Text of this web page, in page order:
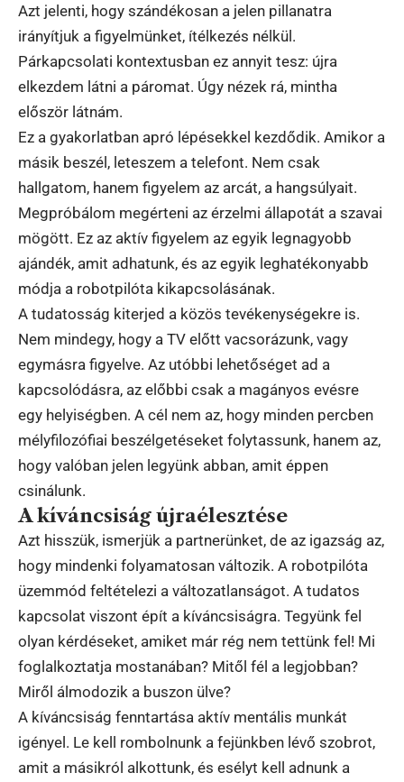
Azt jelenti, hogy szándékosan a jelen pillanatra
irányítjuk a figyelmünket, ítélkezés nélkül.
Párkapcsolati kontextusban ez annyit tesz: újra
elkezdem látni a páromat. Úgy nézek rá, mintha
először látnám.
Ez a gyakorlatban apró lépésekkel kezdődik. Amikor a
másik beszél, leteszem a telefont. Nem csak
hallgatom, hanem figyelem az arcát, a hangsúlyait.
Megpróbálom megérteni az érzelmi állapotát a szavai
mögött. Ez az aktív figyelem az egyik legnagyobb
ajándék, amit adhatunk, és az egyik leghatékonyabb
módja a robotpilóta kikapcsolásának.
A tudatosság kiterjed a közös tevékenységekre is.
Nem mindegy, hogy a TV előtt vacsorázunk, vagy
egymásra figyelve. Az utóbbi lehetőséget ad a
kapcsolódásra, az előbbi csak a magányos evésre
egy helyiségben. A cél nem az, hogy minden percben
mélyfilozófiai beszélgetéseket folytassunk, hanem az,
hogy valóban jelen legyünk abban, amit éppen
csinálunk.
A kíváncsiság újraélesztése
Azt hisszük, ismerjük a partnerünket, de az igazság az,
hogy mindenki folyamatosan változik. A robotpilóta
üzemmód feltételezi a változatlanságot. A tudatos
kapcsolat viszont épít a kíváncsiságra. Tegyünk fel
olyan kérdéseket, amiket már rég nem tettünk fel! Mi
foglalkoztatja mostanában? Mitől fél a legjobban?
Miről álmodozik a buszon ülve?
A kíváncsiság fenntartása aktív mentális munkát
igényel. Le kell rombolnunk a fejünkben lévő szobrot,
amit a másikról alkottunk, és esélyt kell adnunk a